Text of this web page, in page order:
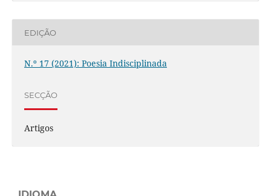
EDIÇÃO
N.º 17 (2021): Poesia Indisciplinada
SECÇÃO
Artigos